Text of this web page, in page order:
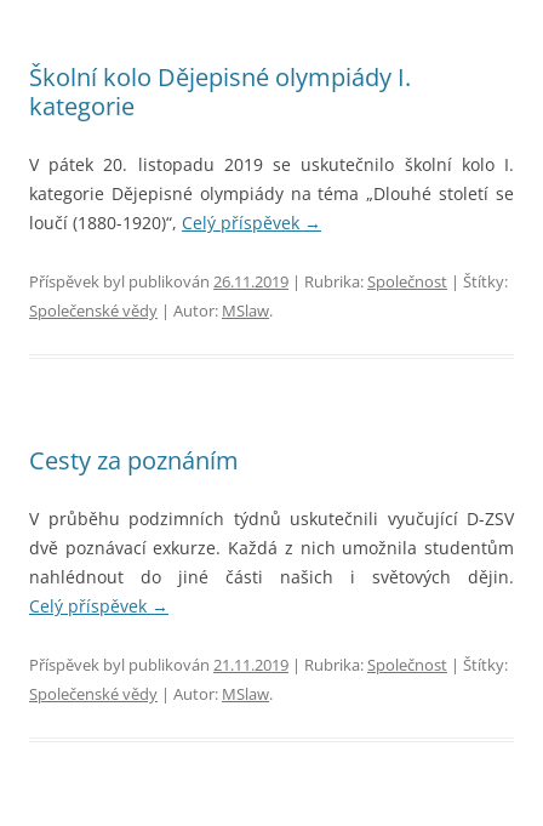
Školní kolo Dějepisné olympiády I.
kategorie
V pátek 20. listopadu 2019 se uskutečnilo školní kolo I.
kategorie Dějepisné olympiády na téma „Dlouhé století se
loučí (1880-1920)“, Celý příspěvek →
Příspěvek byl publikován 26.11.2019 | Rubrika:Společnost | Štítky:
Společenské vědy | Autor: MSlaw.
Cesty za poznáním
V průběhu podzimních týdnů uskutečnili vyučující D-ZSV
dvě poznávací exkurze. Každá z nich umožnila studentům
nahlédnout do jiné části našich i světových dějin.
Celý příspěvek →
Příspěvek byl publikován 21.11.2019 | Rubrika:Společnost | Štítky:
Společenské vědy | Autor: MSlaw.